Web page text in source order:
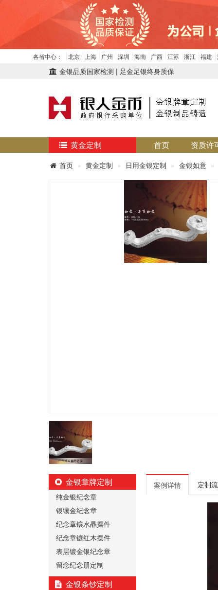
各省中心： 北京 上海 广州 深圳 海南 广西 江苏 浙江 福建
金银品质国家检测 | 足金足银终身质保
黄金定制 首页 资质许
首页 黄金定制 日用金银定制 金银如意
金银章牌定制
纯金银纪念章
银镶金纪念章
纪念章镶水晶摆件
纪念章镶红木摆件
表层镀金银纪念章
留念纪念册定制
金银条钞定制
案例详情 定制